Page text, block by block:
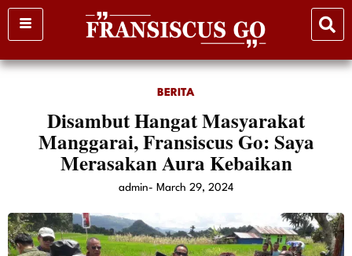
Skip
to
BERITA
Disambut Hangat Masyarakat
Manggarai, Fransiscus Go: Saya
Merasakan Aura Kebaikan
admin- March 29, 2024